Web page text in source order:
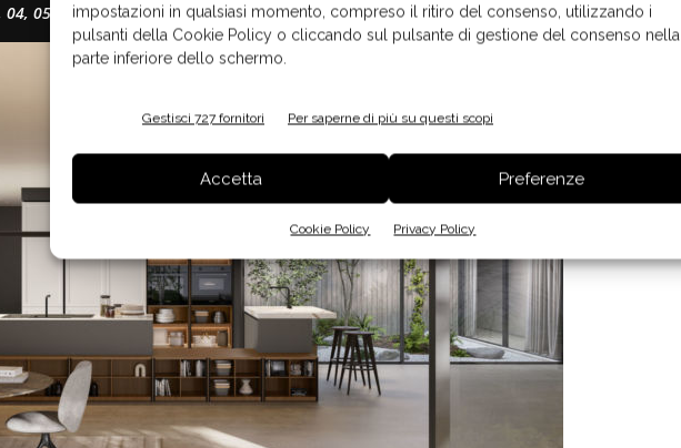
impostazioni in qualsiasi momento, compreso il ritiro del consenso, utilizzando i
pulsanti della Cookie Policy o cliccando sul pulsante di gestione del consenso nella
parte inferiore dello schermo.
Gestisci 727 fornitori Per saperne di più su questi scopi
Accetta Preferenze
Cookie Policy Privacy Policy
05 e 06 del nuovo catalogo 1 di 5